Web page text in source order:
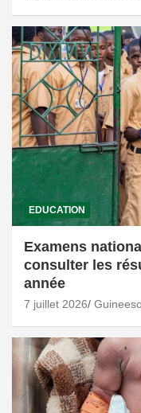
EDUCATION
Examens
consulter les
année
7 juillet 2026